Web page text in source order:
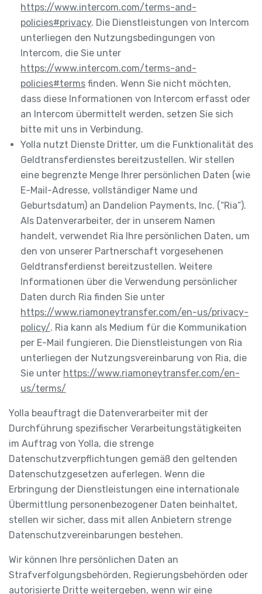
https://www.intercom.com/terms-and-
policies#privacy. Die Dienstleistungen von Intercom
unterliegen den Nutzungsbedingungen von
Intercom, die Sie unter
https://www.intercom.com/terms-and-
policies#terms finden. Wenn Sie nicht möchten,
dass diese Informationen von Intercom erfasst oder
an Intercom übermittelt werden, setzen Sie sich
bitte mit uns in Verbindung.
Yolla nutzt Dienste Dritter, um die Funktionalität des
Geldtransferdienstes bereitzustellen. Wir stellen
eine begrenzte Menge Ihrer persönlichen Daten (wie
E-Mail-Adresse, vollständiger Name und
Geburtsdatum) an Dandelion Payments, Inc. (“Ria”).
Als Datenverarbeiter, der in unserem Namen
handelt, verwendet Ria Ihre persönlichen Daten, um
den von unserer Partnerschaft vorgesehenen
Geldtransferdienst bereitzustellen. Weitere
Informationen über die Verwendung persönlicher
Daten durch Ria finden Sie unter
https://www.riamoneytransfer.com/en-us/privacy-
policy/. Ria kann als Medium für die Kommunikation
per E-Mail fungieren. Die Dienstleistungen von Ria
unterliegen der Nutzungsvereinbarung von Ria, die
Sie unter https://www.riamoneytransfer.com/en-
us/terms/
Yolla beauftragt die Datenverarbeiter mit der
Durchführung spezifischer Verarbeitungstätigkeiten
im Auftrag von Yolla, die strenge
Datenschutzverpflichtungen gemäß den geltenden
Datenschutzgesetzen auferlegen. Wenn die
Erbringung der Dienstleistungen eine internationale
Übermittlung personenbezogener Daten beinhaltet,
stellen wir sicher, dass mit allen Anbietern strenge
Datenschutzvereinbarungen bestehen.
Wir können Ihre persönlichen Daten an
Strafverfolgungsbehörden, Regierungsbehörden oder
autorisierte Dritte weitergeben, wenn wir eine